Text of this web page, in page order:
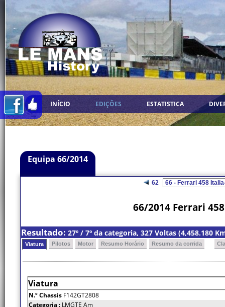
INÍCIO EDIÇÕES ESTATISTICA
Equipa 66/2014
62
66/2014 Ferrari
Resultado: 27º / 7º da categoria, 327 Voltas (4,458.180
Viatura Pilotos Motor Resumo Horário Resumo da corrida
Viatura
N.º Chassis F142GT2808
Categoria : LMGTE Am